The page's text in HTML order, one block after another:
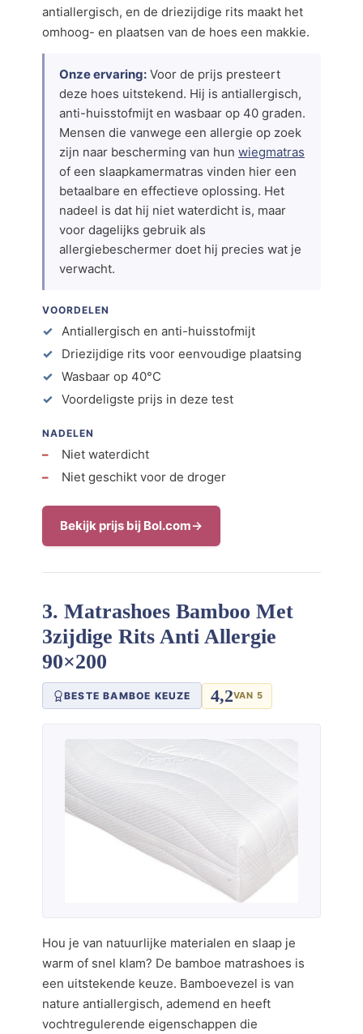
antiallergisch, en de driezijdige rits maakt het
omhoog- en plaatsen van de hoes een makkie.
Onze ervaring: Voor de prijs presteert
deze hoes uitstekend. Hij is antiallergisch,
anti-huisstofmijt en wasbaar op 40 graden.
Mensen die vanwege een allergie op zoek
zijn naar bescherming van hun wiegmatras
of een slaapkamermatras vinden hier een
betaalbare en effectieve oplossing. Het
nadeel is dat hij niet waterdicht is, maar
voor dagelijks gebruik als
allergiebeschermer doet hij precies wat je
verwacht.
VOORDELEN
Antiallergisch en anti-huisstofmijt
Driezijdige rits voor eenvoudige plaatsing
Wasbaar op 40°C
Voordeligste prijs in deze test
NADELEN
Niet waterdicht
Niet geschikt voor de droger
Bekijk prijs bij Bol.com
3. Matrashoes Bamboo Met
3zijdige Rits Anti Allergie
90×200
BESTE BAMBOE KEUZE 4,2VAN 5
Hou je van natuurlijke materialen en slaap je
warm of snel klam? De bamboe matrashoes is
een uitstekende keuze. Bamboevezel is van
nature antiallergisch, ademend en heeft
vochtregulerende eigenschappen die